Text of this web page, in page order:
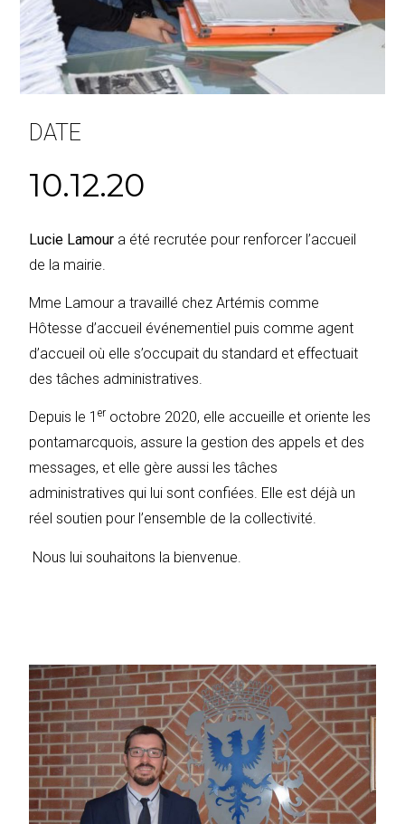
DATE
10.12.20
Lucie Lamour a été recrutée pour renforcer l’accueil
de la mairie.
Mme Lamour a travaillé chez Artémis comme
Hôtesse d’accueil événementiel puis comme agent
d’accueil où elle s’occupait du standard et effectuait
des tâches administratives.
Depuis le 1er octobre 2020, elle accueille et oriente les
pontamarcquois, assure la gestion des appels et des
messages, et elle gère aussi les tâches
administratives qui lui sont confiées. Elle est déjà un
réel soutien pour l’ensemble de la collectivité.
Nous lui souhaitons la bienvenue.